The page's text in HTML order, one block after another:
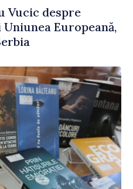
Vucic despre
Europeană,